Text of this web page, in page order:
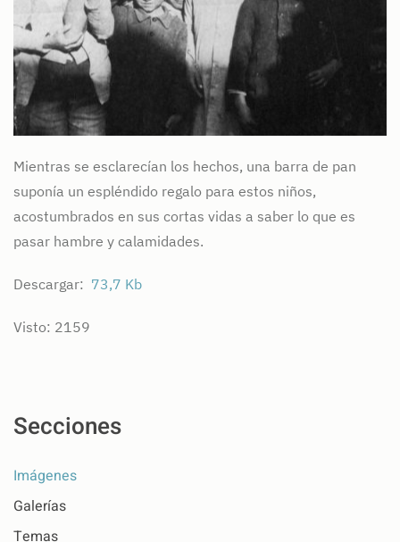
Mientras se esclarecían los hechos, una barra de pan
suponía un espléndido regalo para estos niños,
acostumbrados en sus cortas vidas a saber lo que es
pasar hambre y calamidades.
Descargar: 73,7 Kb
Visto: 2159
Secciones
Imágenes
Galerías
Temas